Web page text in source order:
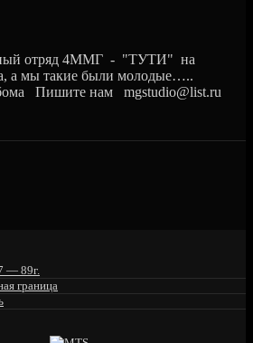
отряд 4ММГ - "ТУТИ" на
а мы такие были молодые…..
Пишите нам mgstudio@list.ru
— 89г.
граница